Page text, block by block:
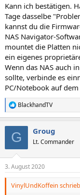
Kann ich bestätigen.
Tage dasselbe
kannst du die
NAS Navigator-
mountet die Platten
ein eigenes
Wenn das NAS auch
sollte, verbinde es
PC/Notebook auf
R
e
e
n
BlackhandTV
G Groug
Lt. Commander
3. August 2020
VinylUndKoffein